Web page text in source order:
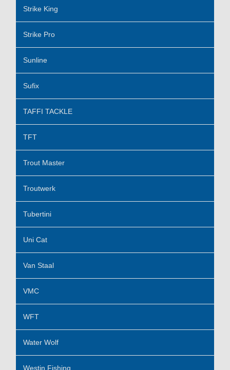
Strike King
Strike Pro
Sunline
Sufix
TAFFI TACKLE
TFT
Trout Master
Troutwerk
Tubertini
Uni Cat
Van Staal
VMC
WFT
Water Wolf
Westin Fishing